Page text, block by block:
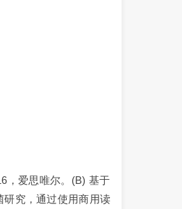
，爱思唯尔。(B) 基于
究，通过使用商用读